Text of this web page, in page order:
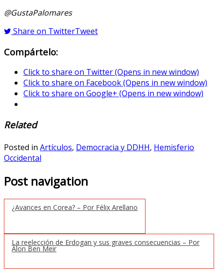
@GustaPalomares
Share on TwitterTweet
Compártelo:
Click to share on Twitter (Opens in new window)
Click to share on Facebook (Opens in new window)
Click to share on Google+ (Opens in new window)
Related
Posted in Artículos, Democracia y DDHH, Hemisferio
Occidental
Post navigation
¿Avances en Corea? – Por Félix Arellano
La reelección de Erdogan y sus graves consecuencias – Por
Alon Ben Meir